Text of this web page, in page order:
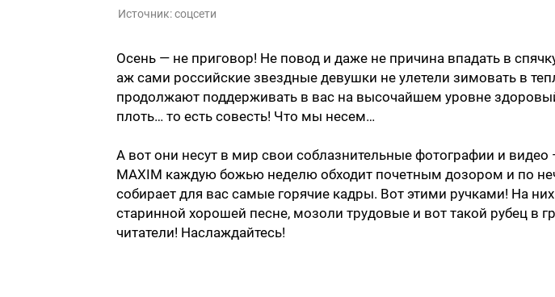
Источник:соцсети
Осень — не приговор! Не повод и даже не причина впадать в
аж сами российские звездные девушки не улетели зимовать в
продолжают поддерживать в вас на высочайшем уровне
плоть… то есть совесть! Что мы несем…
А вот они несут в мир свои соблазнительные фотографии и
MAXIM каждую божью неделю обходит почетным дозором и по
собирает для вас самые горячие кадры. Вот этими ручками! На
старинной хорошей песне, мозоли трудовые и вот такой рубец в
читатели! Наслаждайтесь!